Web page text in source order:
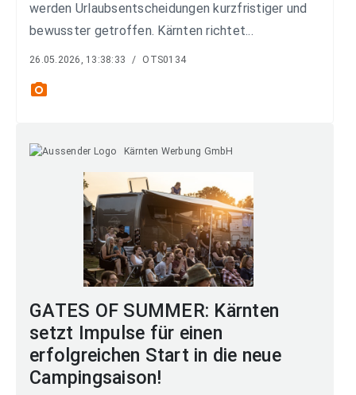
werden Urlaubsentscheidungen kurzfristiger und
bewusster getroffen. Kärnten richtet...
26.05.2026, 13:38:33 / OTS0134
photo_camera
Kärnten Werbung GmbH
GATES OF SUMMER: Kärnten
setzt Impulse für einen
erfolgreichen Start in die neue
Campingsaison!